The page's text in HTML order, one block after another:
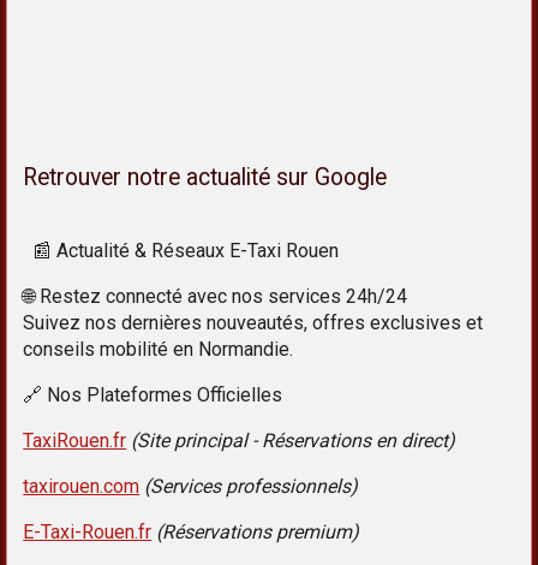
Retrouver notre actualité sur Google
📰 Actualité & Réseaux E-Taxi Rouen
🌐 Restez connecté avec nos services 24h/24
Suivez nos dernières nouveautés, offres exclusives et
conseils mobilité en Normandie.
🔗 Nos Plateformes Officielles
TaxiRouen.fr (Site principal - Réservations en direct)
taxirouen.com (Services professionnels)
E-Taxi-Rouen.fr (Réservations premium)